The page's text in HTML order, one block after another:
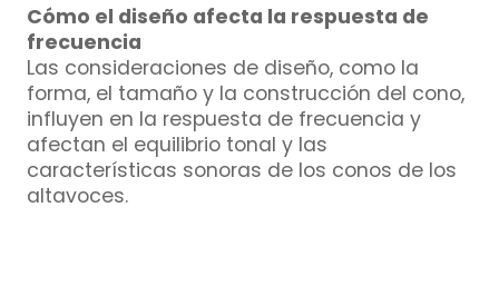
Cómo el diseño afecta la respuesta de
frecuencia
Las consideraciones de diseño, como la
forma, el tamaño y la construcción del cono,
influyen en la respuesta de frecuencia y
afectan el equilibrio tonal y las
características sonoras de los conos de los
altavoces.